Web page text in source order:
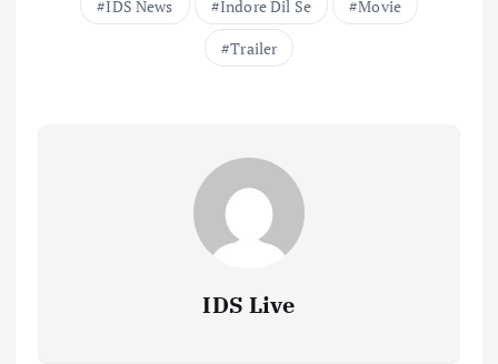
IDS News
Indore Dil Se
Movie
Trailer
IDS Live